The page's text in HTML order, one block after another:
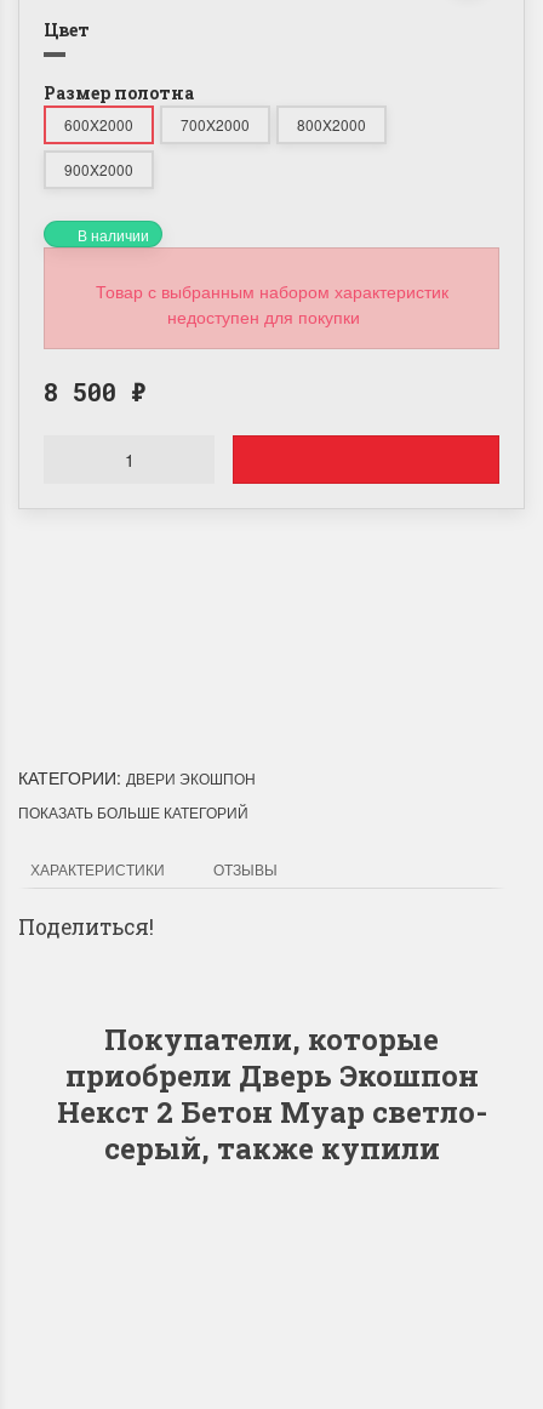
Цвет
Размер полотна
600X2000 700X2000 800X2000
900X2000
В наличии
Товар с выбранным набором характеристик
недоступен для покупки
8 500 ₽
КАТЕГОРИИ: ДВЕРИ ЭКОШПОН
ПОКАЗАТЬ БОЛЬШЕ КАТЕГОРИЙ
ХАРАКТЕРИСТИКИ ОТЗЫВЫ
Поделиться!
Покупатели, которые
приобрели Дверь Экошпон
Некст 2 Бетон Муар светло-
серый, также купили